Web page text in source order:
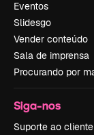
Eventos
Slidesgo
Vender conteúdo
Sala de imprensa
Procurando por
Siga-nos
Suporte ao cliente